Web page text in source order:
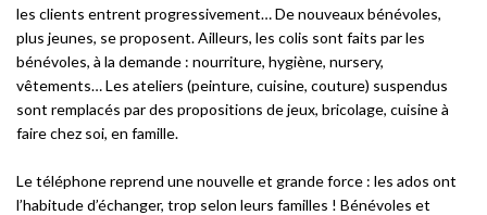
les clients entrent progressivement… De nouveaux bénévoles,
plus jeunes, se proposent. Ailleurs, les colis sont faits par les
bénévoles, à la demande : nourriture, hygiène, nursery,
vêtements… Les ateliers (peinture, cuisine, couture) suspendus
sont remplacés par des propositions de jeux, bricolage, cuisine à
faire chez soi, en famille.
Le téléphone reprend une nouvelle et grande force : les ados ont
l’habitude d’échanger, trop selon leurs familles ! Bénévoles et